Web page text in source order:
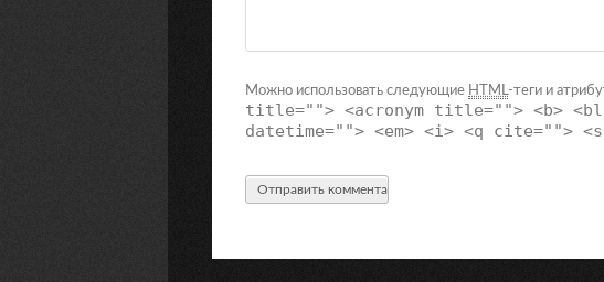
Можно использовать следующие HTML-теги и
title=""> <acronym title=""> <b>
datetime=""> <em> <i> <q cite="">